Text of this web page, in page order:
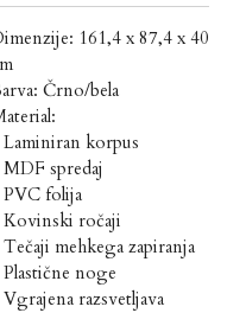
161,4 x 87,4 x 40
Črno/bela
korpus
spredaj
folija
ročaji
mehkega zapiranja
noge
razsvetljava